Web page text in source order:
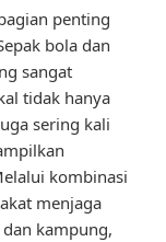
penting
bola dan
sangat
tidak hanya
sering kali
kombinasi
menjaga
kampung,